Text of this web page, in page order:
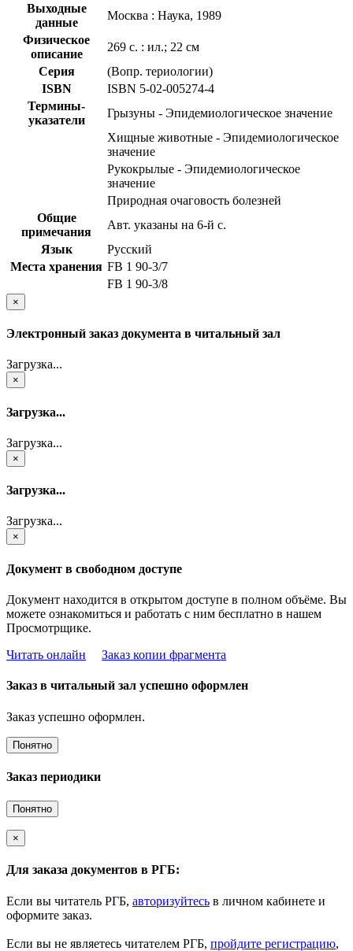
Выходные
данные
Москва : Наука, 1989
Физическое
описание
269 с. : ил.; 22 см
Серия
(Вопр. териологии)
ISBN
ISBN 5-02-005274-4
Термины-
указатели
Грызуны - Эпидемиологическое значение
Хищные животные - Эпидемиологическое
значение
Рукокрылые - Эпидемиологическое
значение
Природная очаговость болезней
Общие
примечания
Авт. указаны на 6-й с.
Язык
Русский
Места хранения FB 1 90-3/7
FB 1 90-3/8
×
Электронный заказ документа в читальный зал
Загрузка...
×
Загрузка...
Загрузка...
×
Загрузка...
Загрузка...
×
Документ в свободном доступе
Документ находится в открытом доступе в полном объёме. Вы
можете ознакомиться и работать с ним бесплатно в нашем
Просмотрщике.
Читать онлайн
Заказ копии фрагмента
Заказ в читальный зал успешно оформлен
Заказ успешно оформлен.
Понятно
Заказ периодики
Понятно
×
Для заказа документов в РГБ:
Если вы читатель РГБ, авторизуйтесь в личном кабинете и
оформите заказ.
Если вы не являетесь читателем РГБ, пройдите регистрацию,